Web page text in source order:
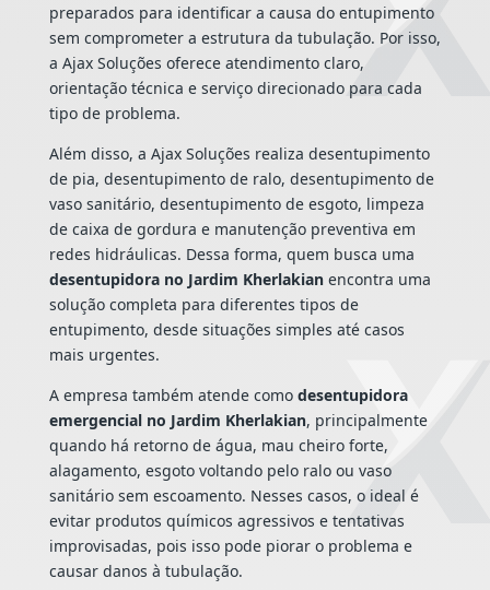
preparados para identificar a causa do entupimento
sem comprometer a estrutura da tubulação. Por isso,
a Ajax Soluções oferece atendimento claro,
orientação técnica e serviço direcionado para cada
tipo de problema.
Além disso, a Ajax Soluções realiza desentupimento
de pia, desentupimento de ralo, desentupimento de
vaso sanitário, desentupimento de esgoto, limpeza
de caixa de gordura e manutenção preventiva em
redes hidráulicas. Dessa forma, quem busca uma
desentupidora no Jardim Kherlakianencontra uma
solução completa para diferentes tipos de
entupimento, desde situações simples até casos
mais urgentes.
A empresa também atende como desentupidora
emergencial no Jardim Kherlakian, principalmente
quando há retorno de água, mau cheiro forte,
alagamento, esgoto voltando pelo ralo ou vaso
sanitário sem escoamento. Nesses casos, o ideal é
evitar produtos químicos agressivos e tentativas
improvisadas, pois isso pode piorar o problema e
causar danos à tubulação.